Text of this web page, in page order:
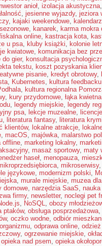
anioł, izolacja akustyczna
, jesienne wyjazdy, jeziora
, kajaki weekendowe,
, kanarek, karma mokra
online, kastracja kota,
u psa, kluby książki, kolonie
kwiatowe, komunikacja bez
do gier, konsultacja
tekstu, koszt pozyskania
pisanie, kredyt obrotowy,
, Kubernetes, kultura feedbacku
, kultura regionalna
, kury przydomowe, łąka kwietna
, legendy miejskie, legendy
psa, lekcje muzealne, licencje
, literatura fantasy, literatura
klientów, lokalne atrakcje,
, macOS, majówka, malarstwo
offline, marketing lokalny,
, masaż sportowy, maty
haseł, menopauza,
, mikroserwisy
językowe, modernizm polski,
, murale miejskie, muzea
domowe, narzędzia SaaS, nauka
firmy, newsletter, noclegi pet
, NoSQL, obozy
ptaków, obsługa posprzedażowa,
, oczko wodne, odbiór
, odprawa online,
, ogrzewanie miejskie,
opieka nad psem, opieka